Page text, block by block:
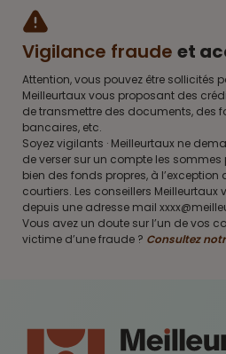
Vigilance fraude et
Attention, vous pouvez être sollicités
Meilleurtaux vous proposant des
de transmettre des documents, des
bancaires, etc.
Soyez vigilants · Meilleurtaux ne
de verser sur un compte les
bien des fonds propres, à l’exception
courtiers. Les conseillers Meilleurtaux
depuis une adresse mail
Vous avez un doute sur l’un de vos
victime d’une fraude ? Consultez